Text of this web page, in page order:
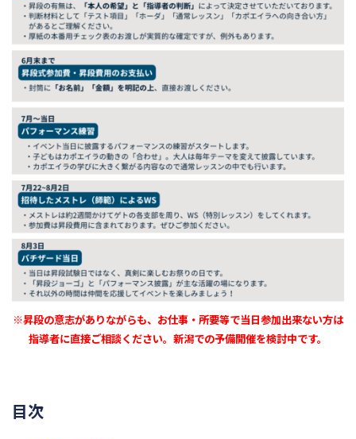
※昇段の意志がありながらも、お仕事・所要等で当日参加出来ない方は
指導者に直接ご相談ください。新潟での予備開催を検討中です。
目次